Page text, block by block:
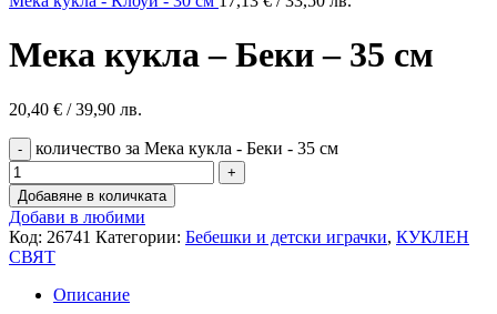
Мека кукла – Беки – 35 см
20,40 € / 39,90 лв.
количество за Мека кукла - Беки - 35 см
Добавяне в количката
Добави в любими
Код: 26741 Категории: Бебешки и детски играчки, КУКЛЕН
СВЯТ
Описание